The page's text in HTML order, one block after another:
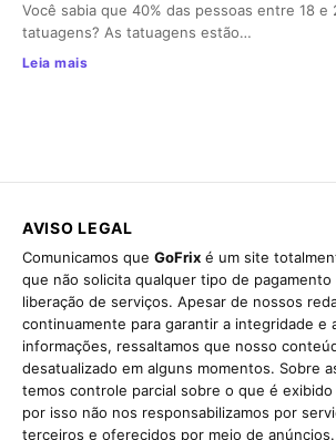
Você sabia que 40% das pessoas entre 18 e
tatuagens? As tatuagens estão…
Leia mais
AVISO LEGAL
Comunicamos que GoFrix é um site
que não solicita qualquer tipo de pagamento
liberação de serviços. Apesar de nossos
continuamente para garantir a integridade e
informações, ressaltamos que nosso
desatualizado em alguns momentos. Sobre
temos controle parcial sobre o que é
por isso não nos responsabilizamos por
terceiros e oferecidos por meio de anúncios.